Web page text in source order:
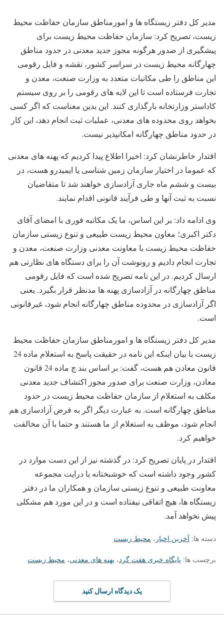
مدیر کل دفتر زیستگاه ها و امورمناطق سازمان حفاظت محیط
زیست، تصریح کرد: سازمان حفاظت محیط زیست برای
پیشگیری از صدور هرگونه مجوز جدید معدنی در حدود مناطق
چهارگانه محیط زیست در سراسر کشور، نقشه و فایل رقومی
این مناطق را طی مکاتبات متعدد به وزارت صنعت، معدن و
تجارت فرستاده است تا این لایه های رقومی را بر روی سیستم
کاداستر وزارتخانه بارگذاری کنند. این بدین معناست که اگر کسی
بخواهد روی محدوده های معدنی، عملیات ثبت انجام دهد، این کار
در حدود مناطق چهارگانه امکانپذیر نیست.
اقتدار خاطرنشان کرد: اخیرا اطلاع پیدا کردیم که پهنه های معدنی
که عموما در اختیار سازمان زمین شناسی یا ایمیدرو هست، در
بیست و ششم ماه جاری آزادسازی خواهند شد تا متقاضیان
نسبت به ثبت آنها و طی فرآیند قانونی اقدام نمایند.
وی ادامه داد: بر این اساس، ما یک مکاتبه فوری با امضای آقای
دکتر اکبری؛ معاون محیط زیست طبیعی و تنوع زیستی سازمان
حفاظت محیط زیست با معاونت معدنی وزارت صنعت، معدن و
تجارت انجام دادیم و رونوشت آن را برای دستگاه های نظارتی هم
ارسال کردیم. در این نامه تصریح شده است که فایل رقومی
مناطق چهارگانه در آزادسازی پهنه ها مدنظر قرار بگیرد. یعنی
اگر آزادسازی در محدوده مناطق چهارگانه انجام شود، غیرقانونی
است.
مدیر کل دفتر زیستگاه ها و امورمناطق سازمان حفاظت محیط
زیست با بیان اینکه این نامه در حقیقت پاسخ به استعلام ماده 24
قانون معادن هم هست، گفت: بر اساس بند چ ماده 24 قانون
معادن، وزارت صنعت برای صدور مجوز اکتشاف جدید معدنی
مکلف به استعلام از سازمان حفاظت محیط زیست در حدود
مناطق چهارگانه است. به عبارت دیگر اگر به فرض آزادسازی هم
انجام شود، موظف به استعلام از ما هستند و حتما با آن مخالفت
خواهیم کرد.
اقتدار در پایان تصریح کرد: در گذشته نیز از این دست موارد در
کشور وجود داشته است که خوشبختانه با درایت مجموعه
معاونت طبیعی و تنوع زیستی سازمان و همکاران ما در دفتر
زیستگاه ها، هیچ اتفاقی نیفتاده است و در این مورد هم مشکلی
پیش نخواهد آمد.
دسته ها: آخرین اخبار ، محیط زیست
برچسب ها: پایگاه خبری هفت گرد، پهنه های معدنی، محیط زیست
یک دیدگاه ارسال کنید